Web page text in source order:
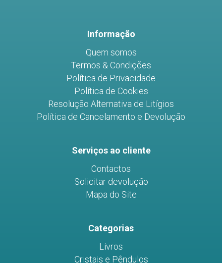
Informação
Quem somos
Termos & Condições
Política de Privacidade
Política de Cookies
Resolução Alternativa de Litígios
Política de Cancelamento e Devolução
Serviços ao cliente
Contactos
Solicitar devolução
Mapa do Site
Categorias
Livros
Cristais e Pêndulos